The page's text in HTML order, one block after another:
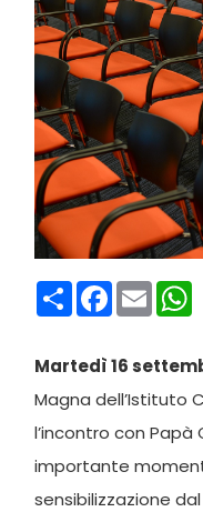
CondividiFacebook
Email
Martedì 16
Magna dell’Istituto
l’incontro con
importante
sensibilizzazione